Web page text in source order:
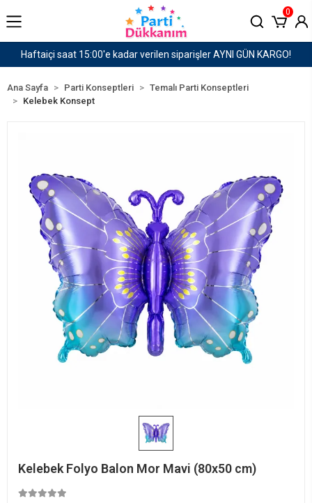
KARGO! 1500 TL ve Üzeri Kargo Ücretsiz!
0
Ana Sayfa Parti Konseptleri
Temalı Parti Konseptleri
Kelebek Konsept
Kelebek Folyo Balon Mor Mavi (80x50 cm)